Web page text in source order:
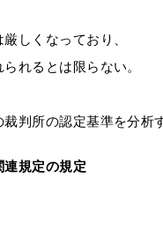
しくなっており、
れるとは限らない。
判所の認定基準を分析
規定の規定